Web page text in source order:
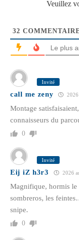
Veuillez
32
Le plus
Invité
call me zeny 2026
Montage
connaisseurs du
0
Invité
Eij iZ h3r3 2026
Magnifique, hormis le
sombreros, les
snipe.
0